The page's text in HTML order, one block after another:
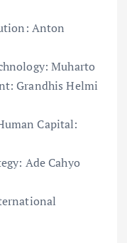
Anton
Muharto
Grandhis Helmi
Capital:
Ade Cahyo